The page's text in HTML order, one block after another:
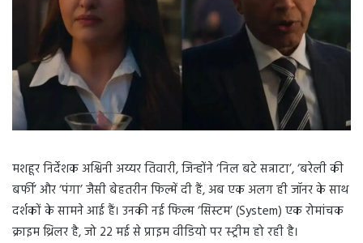
मशहूर निर्देशक अश्विनी अय्यर तिवारी, जिन्होंने ‘निल बटे सन्नाटा’, ‘बरेली की
बर्फी’ और ‘पंगा’ जैसी बेहतरीन फिल्में दी हैं, अब एक अलग ही जॉनर के साथ
दर्शकों के सामने आई हैं। उनकी नई फिल्म ‘सिस्टम’ (System) एक रोमांचक
क्राइम थ्रिलर है, जो 22 मई से प्राइम वीडियो पर स्ट्रीम हो रही है।